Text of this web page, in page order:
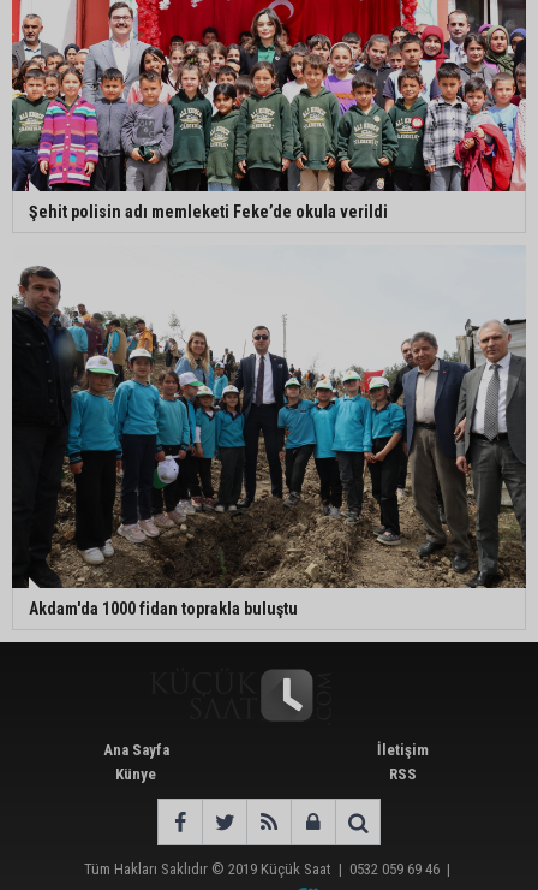
Şehit polisin adı memleketi Feke’de okula verildi
Akdam'da 1000 fidan toprakla buluştu
Ana Sayfa
Künye
İletişim
RSS
Tüm Hakları Saklıdır © 2019 Küçük Saat | 0532 059 69 46 |